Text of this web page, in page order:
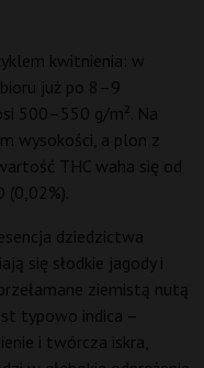
kwitnienia: w
już po 8–9
500–550 g/m². Na
wysokości, a plon z
THC waha się od
(0,02%).
dziedzictwa
się słodkie jagody i
ziemistą nutą
typowo indica –
i twórcza iskra,